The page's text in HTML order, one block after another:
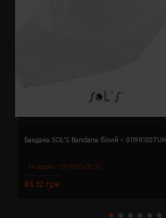
Модель: 01198(SOL’S)
Бандана SOL'S Bandana білий - 01198102TUN
85.12 грн